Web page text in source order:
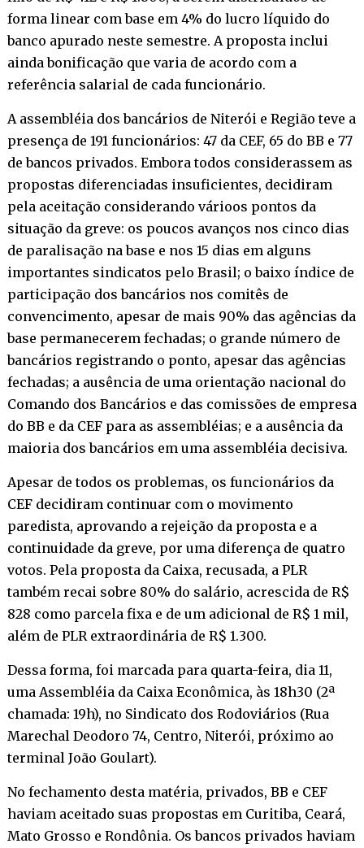
forma linear com base em 4% do lucro líquido do
banco apurado neste semestre. A proposta inclui
ainda bonificação que varia de acordo com a
referência salarial de cada funcionário.
A assembléia dos bancários de Niterói e Região teve a
presença de 191 funcionários: 47 da CEF, 65 do BB e 77
de bancos privados. Embora todos considerassem as
propostas diferenciadas insuficientes, decidiram
pela aceitação considerando várioos pontos da
situação da greve: os poucos avanços nos cinco dias
de paralisação na base e nos 15 dias em alguns
importantes sindicatos pelo Brasil; o baixo índice de
participação dos bancários nos comitês de
convencimento, apesar de mais 90% das agências da
base permanecerem fechadas; o grande número de
bancários registrando o ponto, apesar das agências
fechadas; a ausência de uma orientação nacional do
Comando dos Bancários e das comissões de empresa
do BB e da CEF para as assembléias; e a ausência da
maioria dos bancários em uma assembléia decisiva.
Apesar de todos os problemas, os funcionários da
CEF decidiram continuar com o movimento
paredista, aprovando a rejeição da proposta e a
continuidade da greve, por uma diferença de quatro
votos. Pela proposta da Caixa, recusada, a PLR
também recai sobre 80% do salário, acrescida de R$
828 como parcela fixa e de um adicional de R$ 1 mil,
além de PLR extraordinária de R$ 1.300.
Dessa forma, foi marcada para quarta-feira, dia 11,
uma Assembléia da Caixa Econômica, às 18h30 (2ª
chamada: 19h), no Sindicato dos Rodoviários (Rua
Marechal Deodoro 74, Centro, Niterói, próximo ao
terminal João Goulart).
No fechamento desta matéria, privados, BB e CEF
haviam aceitado suas propostas em Curitiba, Ceará,
Mato Grosso e Rondônia. Os bancos privados haviam